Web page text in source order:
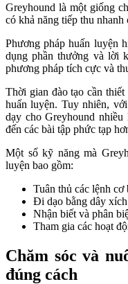
Greyhound là một giống
có khả năng tiếp thu nhanh
Phương pháp huấn luyện
dụng phần thưởng và lời
phương pháp tích cực và
Thời gian đào tạo cần
huấn luyện. Tuy nhiên,
dạy cho Greyhound
đến các bài tập phức tạp
Một số kỹ năng mà
luyện bao gồm:
Tuân thủ các lệnh
Đi dạo bằng dây
Nhận biết và phân
Tham gia các hoạt
Chăm sóc và
đúng cách